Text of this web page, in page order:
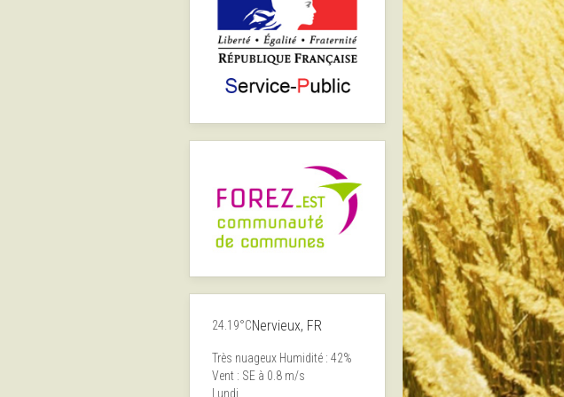
24.19°CNervieux, FR
Très nuageux Humidité : 42%
Vent : SE à 0.8 m/s
Lundi